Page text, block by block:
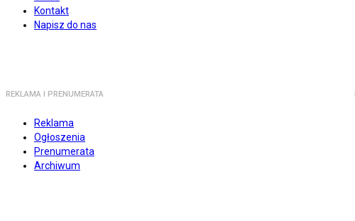
Kontakt
Napisz do nas
REKLAMA I PRENUMERATA
Reklama
Ogłoszenia
Prenumerata
Archiwum